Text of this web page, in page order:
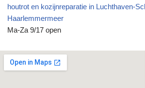
houtrot en kozijnreparatie in Luchthaven-
Haarlemmermeer
Ma-Za 9/17 open